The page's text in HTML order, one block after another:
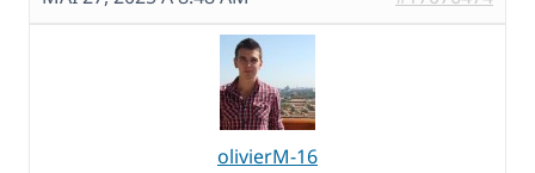
olivierM-16